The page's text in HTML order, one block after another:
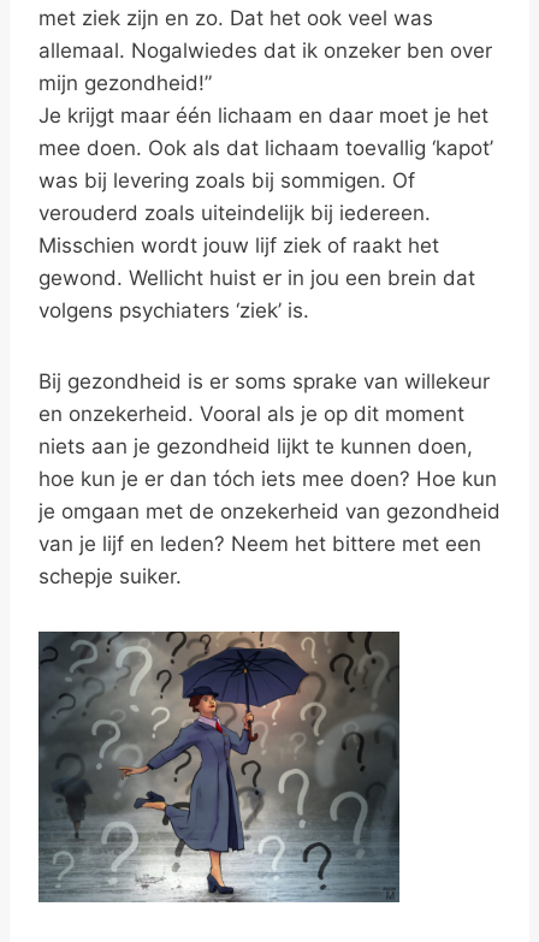
met ziek zijn en zo. Dat het ook veel was
allemaal. Nogalwiedes dat ik onzeker ben over
mijn gezondheid!”
Je krijgt maar één lichaam en daar moet je het
mee doen. Ook als dat lichaam toevallig ‘kapot’
was bij levering zoals bij sommigen. Of
verouderd zoals uiteindelijk bij iedereen.
Misschien wordt jouw lijf ziek of raakt het
gewond. Wellicht huist er in jou een brein dat
volgens psychiaters ‘ziek’ is.
Bij gezondheid is er soms sprake van willekeur
en onzekerheid. Vooral als je op dit moment
niets aan je gezondheid lijkt te kunnen doen,
hoe kun je er dan tóch iets mee doen? Hoe kun
je omgaan met de onzekerheid van gezondheid
van je lijf en leden? Neem het bittere met een
schepje suiker.